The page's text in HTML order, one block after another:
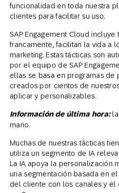
funcionalidad en toda nuestra
clientes para facilitar su uso.
SAP Engagement Cloud incluye
francamente, facilitan la vida a
marketing. Estas tácticas son
por el equipo de SAP
ellas se basa en programas de
creados por cientos de
aplicar y personalizables.
Información de última hora:la
mano.
Muchas de nuestras tácticas
utiliza un segmento de IA
La IA apoya la personalización
una segmentación basada en
del cliente con los canales y el